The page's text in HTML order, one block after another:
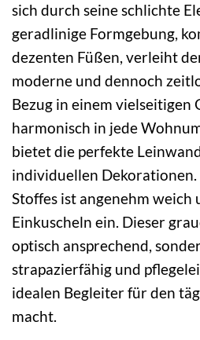
sich durch seine schlichte
geradlinige Formgebung,
dezenten Füßen, verleiht
moderne und dennoch
Bezug in einem vielseitigen
harmonisch in jede
bietet die perfekte
individuellen Dekorationen.
Stoffes ist angenehm weich
Einkuscheln ein. Dieser
optisch ansprechend,
strapazierfähig und
idealen Begleiter für den
macht.